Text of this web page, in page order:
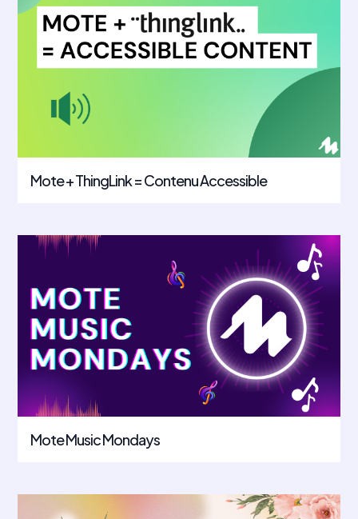
Mote + ThingLink = Contenu Accessible
Mote Music Mondays